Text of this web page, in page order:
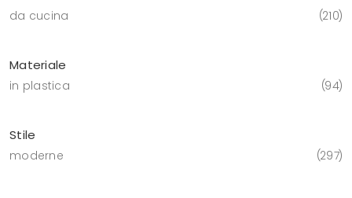
da cucina 210
Materiale
in plastica 94
Stile
moderne 297